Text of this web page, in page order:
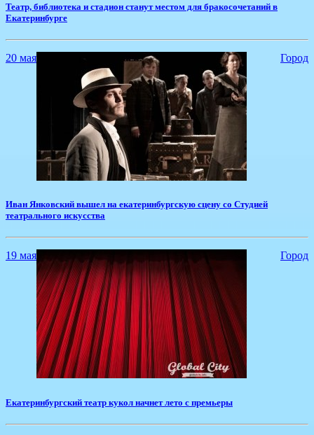
​Театр, библиотека и стадион станут местом для бракосочетаний в
Екатеринбурге
20 мая Город
​Иван Янковский вышел на екатеринбургскую сцену со Студией
театрального искусства
19 мая Город
​Екатеринбургский театр кукол начнет лето с премьеры